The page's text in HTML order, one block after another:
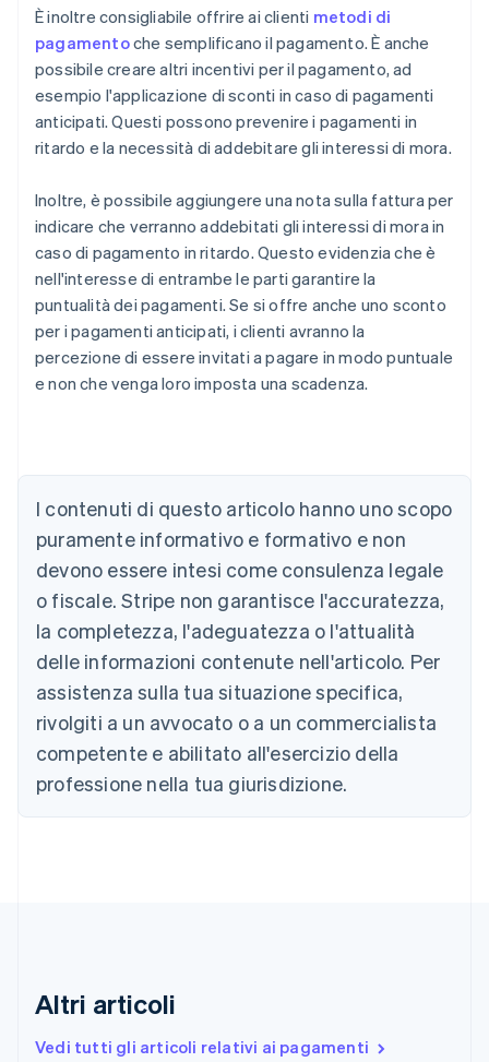
È inoltre consigliabile offrire ai clienti metodi di
pagamentoche semplificano il pagamento. È anche
possibile creare altri incentivi per il pagamento, ad
esempio l'applicazione di sconti in caso di pagamenti
anticipati. Questi possono prevenire i pagamenti in
ritardo e la necessità di addebitare gli interessi di mora.
Inoltre, è possibile aggiungere una nota sulla fattura per
indicare che verranno addebitati gli interessi di mora in
caso di pagamento in ritardo. Questo evidenzia che è
nell'interesse di entrambe le parti garantire la
puntualità dei pagamenti. Se si offre anche uno sconto
per i pagamenti anticipati, i clienti avranno la
percezione di essere invitati a pagare in modo puntuale
e non che venga loro imposta una scadenza.
I contenuti di questo articolo hanno uno scopo
puramente informativo e formativo e non
devono essere intesi come consulenza legale
o fiscale. Stripe non garantisce l'accuratezza,
la completezza, l'adeguatezza o l'attualità
delle informazioni contenute nell'articolo. Per
assistenza sulla tua situazione specifica,
rivolgiti a un avvocato o a un commercialista
competente e abilitato all'esercizio della
professione nella tua giurisdizione.
Altri articoli
Vedi tutti gli articoli relativi ai pagamenti
NederlandsFrançaisDeutschEnglish
Brasile
Bulgaria
English
Canada
English Français
Cina continentale
简体中文English
English
Croazia
English
Danimarca
English
FrançaisEnglish
DeutschEnglish